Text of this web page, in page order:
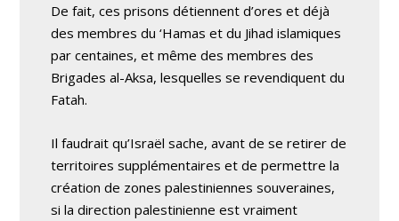
De fait, ces prisons détiennent d’ores et déjà
des membres du ‘Hamas et du Jihad islamiques
par centaines, et même des membres des
Brigades al-Aksa, lesquelles se revendiquent du
Fatah.
Il faudrait qu’Israël sache, avant de se retirer de
territoires supplémentaires et de permettre la
création de zones palestiniennes souveraines,
si la direction palestinienne est vraiment